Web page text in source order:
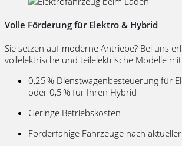
Volle Förderung für Elektro & Hybrid
Sie setzen auf moderne Antriebe? Bei uns
vollelektrische und teilelektrische Modelle
0,25 % Dienstwagenbesteuerung für
oder 0,5 % für Ihren Hybrid
Geringe Betriebskosten
Förderfähige Fahrzeuge nach